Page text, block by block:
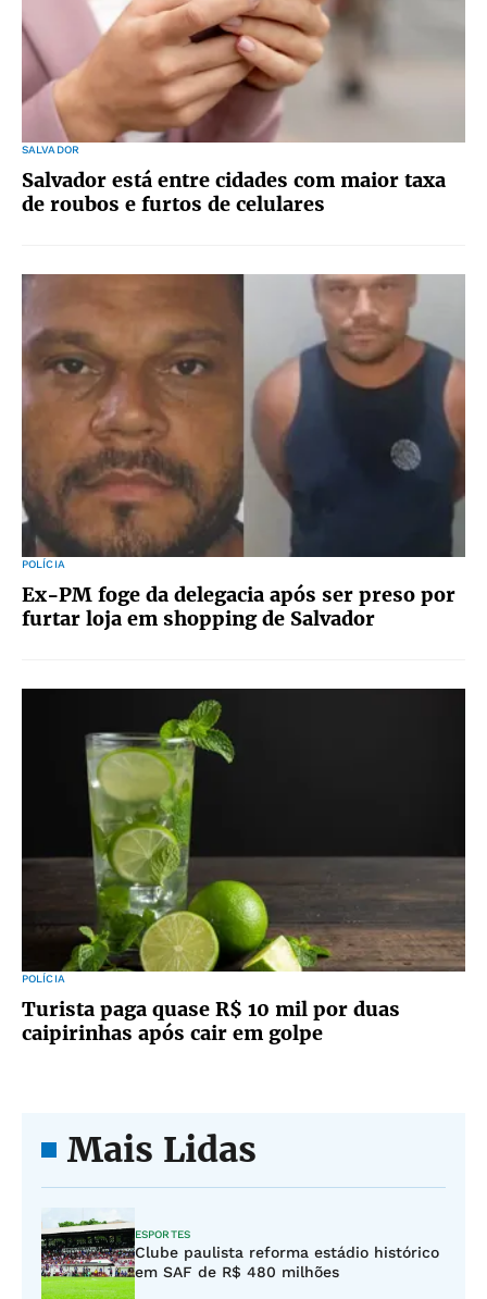
SALVADOR
Salvador está entre cidades com maior taxa
de roubos e furtos de celulares
POLÍCIA
Ex-PM foge da delegacia após ser preso por
furtar loja em shopping de Salvador
POLÍCIA
Turista paga quase R$ 10 mil por duas
caipirinhas após cair em golpe
Mais Lidas
ESPORTES
Clube paulista reforma estádio histórico
em SAF de R$ 480 milhões